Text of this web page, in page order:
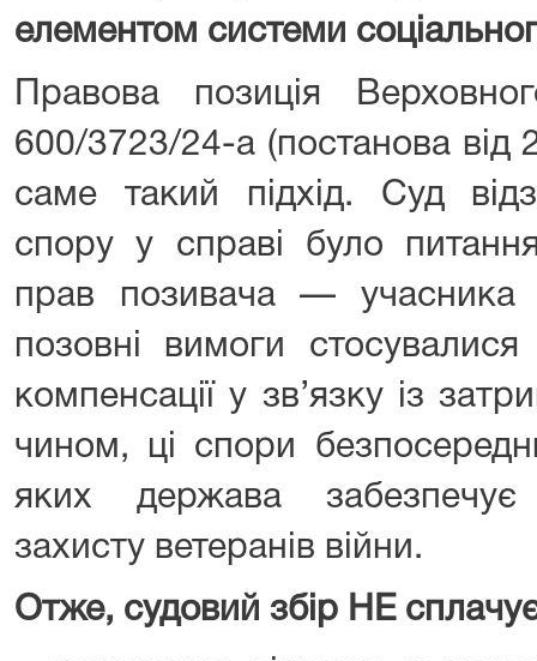
елементом системи
Правова позиція
600/3723/24-а (постанова від
саме такий підхід. Суд
спору у справі було питання
прав позивача — учасника
позовні вимоги стосувалися
компенсації у зв’язку із
чином, ці спори
яких держава забезпечує
захисту ветеранів війни.
Отже, судовий збір НЕ